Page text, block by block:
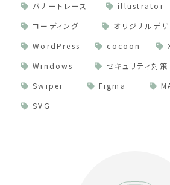
バナートレース illustrator
コーディング
オリジナルデ
WordPress
cocoon
Windows
セキュリティ対策
Swiper
Figma
SVG